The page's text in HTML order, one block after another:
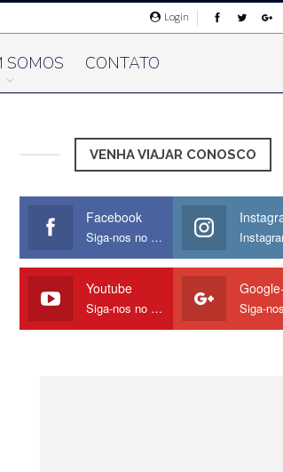
Login
SOMOS CONTATO
VENHA VIAJAR CONOSCO
Facebook
Siga-nos no Facebook
Youtube
Siga-nos no Youtube